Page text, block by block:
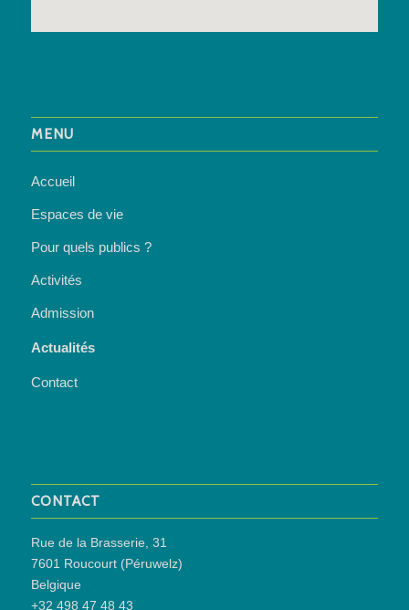
MENU
Accueil
Espaces de vie
Pour quels publics ?
Activités
Admission
Actualités
Contact
CONTACT
Rue de la Brasserie, 31
7601 Roucourt (Péruwelz)
Belgique
+32 498 47 48 43